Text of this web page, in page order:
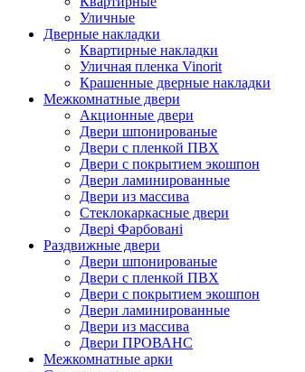
Уличные
Дверные накладки
Квартирные накладки
Уличная пленка Vinorit
Крашенные дверные накладки
Межкомнатные двери
Акционные двери
Двери шпонированые
Двери с пленкой ПВХ
Двери с покрытием экошпон
Двери ламинированные
Двери из массива
Стеклокаркасные двери
Двері Фарбовані
Раздвижные двери
Двери шпонированые
Двери с пленкой ПВХ
Двери с покрытием экошпон
Двери ламинированные
Двери из массива
Двери ПРОВАНС
Межкомнатные арки